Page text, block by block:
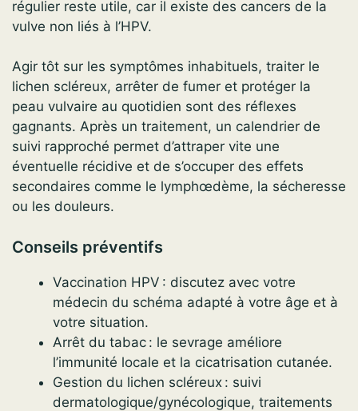
régulier reste utile, car il existe des cancers de la
vulve non liés à l’HPV.
Agir tôt sur les symptômes inhabituels, traiter le
lichen scléreux, arrêter de fumer et protéger la
peau vulvaire au quotidien sont des réflexes
gagnants. Après un traitement, un calendrier de
suivi rapproché permet d’attraper vite une
éventuelle récidive et de s’occuper des effets
secondaires comme le lymphœdème, la sécheresse
ou les douleurs.
Conseils préventifs
Vaccination HPV : discutez avec votre
médecin du schéma adapté à votre âge et à
votre situation.
Arrêt du tabac : le sevrage améliore
l’immunité locale et la cicatrisation cutanée.
Gestion du lichen scléreux : suivi
dermatologique/gynécologique, traitements